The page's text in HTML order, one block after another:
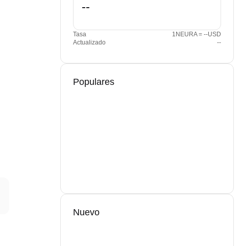
Tasa
1NEURA = --USD
Actualizado
--
Populares
Nuevo